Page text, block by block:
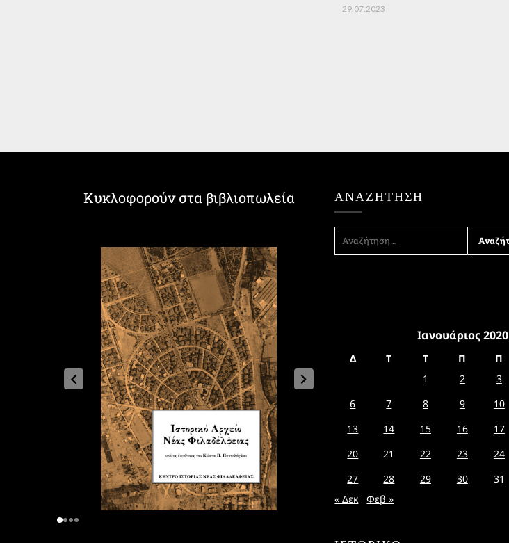
29.07.2023
Κυκλοφορούν στα βιβλιοπωλεία ΑΝΑΖΉΤΗΣΗ
ΓΙΑ:
Ιανουάριος 2020
Δ Τ Τ Π Π
1
2 3
6
7 8 9 10
13
14 15 16 17
20
21 22 23 24
27
28 29 30
31
« Δεκ
Φεβ »